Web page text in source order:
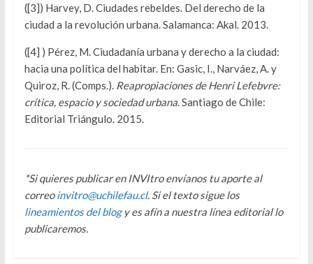
([3]) Harvey, D. Ciudades rebeldes. Del derecho de la
ciudad a la revolución urbana. Salamanca: Akal. 2013.
([4] ) Pérez, M. Ciudadanía urbana y derecho a la ciudad:
hacia una política del habitar. En: Gasic, I., Narváez, A. y
Quiroz, R. (Comps.). Reapropiaciones de Henri Lefebvre:
crítica, espacio y sociedad urbana. Santiago de Chile:
Editorial Triángulo. 2015.
*Si quieres publicar en INVItro envíanos tu aporte al
correoinvitro@uchilefau.cl. Si el texto sigue los
lineamientos del blogy es afín a nuestra línea editorial lo
publicaremos.